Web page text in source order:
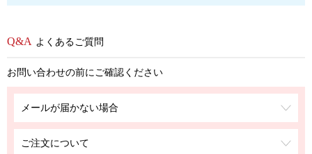
よくあるご質問
お問い合わせの前にご確認ください
メールが届かない場合
ご注文について